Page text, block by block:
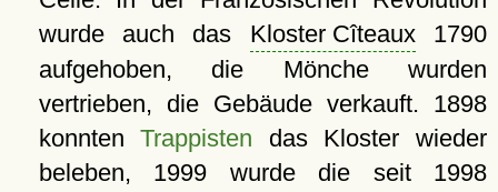
wurde auch das Kloster Cîteaux1790
aufgehoben, die Mönche wurden
vertrieben, die Gebäude verkauft. 1898
konntenTrappisten das Kloster wieder
beleben, 1999 wurde die seit 1998